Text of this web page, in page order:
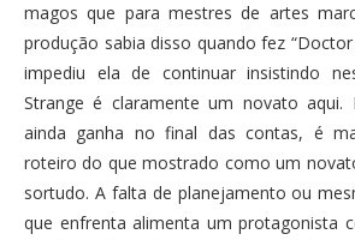
magos que para mestres de artes
produção sabia disso quando fez
impediu ela de continuar insistindo
Strange é claramente um novato aqui.
ainda ganha no final das contas, é
roteiro do que mostrado como um
sortudo. A falta de planejamento ou
que enfrenta alimenta um protagonista